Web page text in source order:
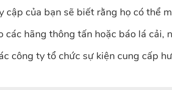
cập của bạn sẽ biết rằng họ có thể
các hãng thông tấn hoặc báo lá cải,
công ty tổ chức sự kiện cung cấp